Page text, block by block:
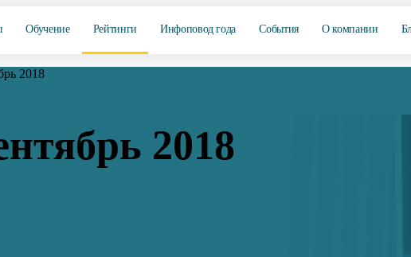
Обучение Рейтинги Инфоповод года События О компании
2018
2018